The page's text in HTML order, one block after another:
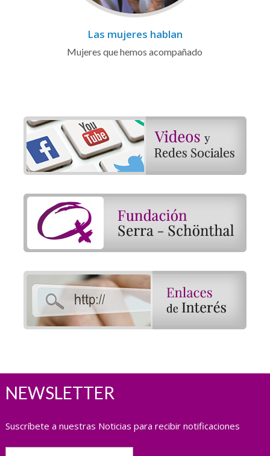
Las mujeres hablan
Mujeres que hemos acompañado
NEWSLETTER
Suscríbete a nuestras Noticias para recibir notificaciones